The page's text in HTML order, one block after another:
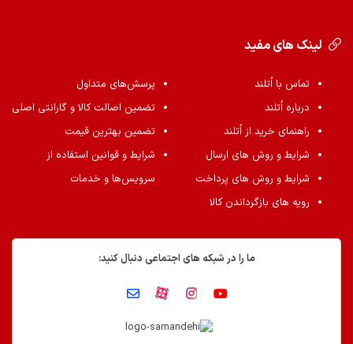
لینک های مفید
تماس با اُتلند
درباره اُتلند
راهنمای خرید از اُتلند
شرایط و روش های ارسال
شرایط و روش های پرداخت
رویه های بازگرداندن کالا
پرسش‌های متداول
تضمین اصالت کالا و گارانتی اصلی
تضمین بهترین قیمت
شرایط و قوانین استفاده از
سرویس‌ها و خدمات
ما را در شبکه های اجتماعی دنبال کنید: